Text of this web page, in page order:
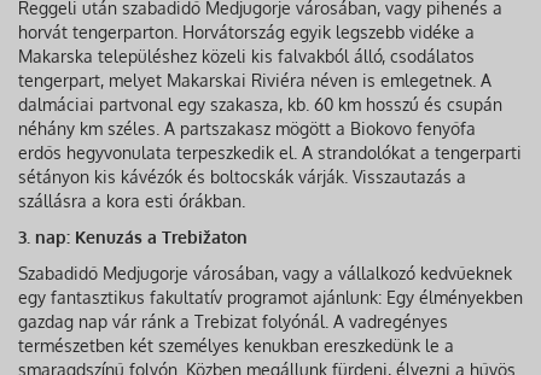
Reggeli után szabadidő Medjugorje városában, vagy pihenés a
horvát tengerparton. Horvátország egyik legszebb vidéke a
Makarska településhez közeli kis falvakból álló, csodálatos
tengerpart, melyet Makarskai Riviéra néven is emlegetnek. A
dalmáciai partvonal egy szakasza, kb. 60 km hosszú és csupán
néhány km széles. A partszakasz mögött a Biokovo fenyőfa
erdős hegyvonulata terpeszkedik el. A strandolókat a tengerparti
sétányon kis kávézók és boltocskák várják. Visszautazás a
szállásra a kora esti órákban.
3. nap: Kenuzás a Trebižaton
Szabadidő Medjugorje városában, vagy a vállalkozó kedvűeknek
egy fantasztikus fakultatív programot ajánlunk: Egy élményekben
gazdag nap vár ránk a Trebizat folyónál. A vadregényes
természetben két személyes kenukban ereszkedünk le a
smaragdszínű folyón. Közben megállunk fürdeni, élvezni a hűvös